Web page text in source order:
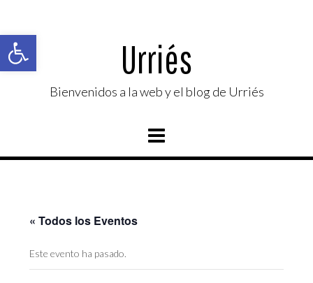
Abrir barra de herramientas
contenido
Urriés
Bienvenidos a la web y el blog de Urriés
« Todos los Eventos
Este evento ha pasado.